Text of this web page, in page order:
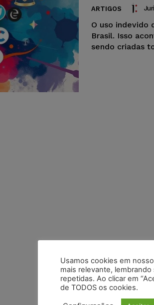
ARTIGOS
O uso indevido
Brasil. Isso
sendo criadas
Usamos cookies em
mais relevante,
repetidas. Ao clicar em
de TODOS os cookies.